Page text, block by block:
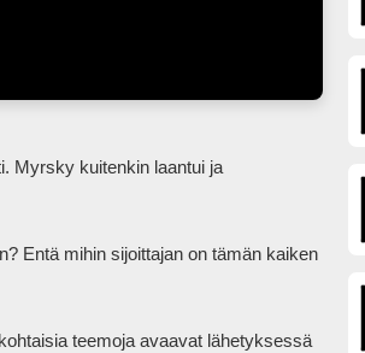
Entä mihin sijoittajan on tämän kaiken
teemoja avaavat lähetyksessä